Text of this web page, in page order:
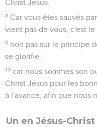
Christ Jésus.
8 Car vous êtes sauvés
vient pas de vous, c'est
9 non pas sur le principe
se glorifie ;
10 car nous sommes son
Christ Jésus pour les
à l'avance, afin que nous
Un en Jésus-Christ